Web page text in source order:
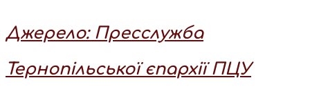
Джерело: Пресслужба
Тернопільської єпархії ПЦУ